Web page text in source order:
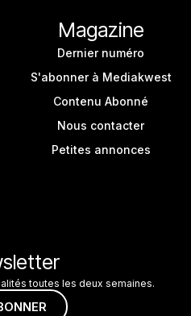
Magazine
Dernier numéro
S'abonner à Mediakwest
Contenu Abonné
Nous contacter
Petites annonces
toutes les deux semaines.